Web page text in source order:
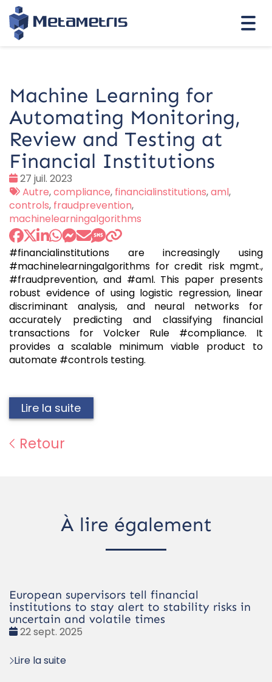
Machine Learning for
Automating Monitoring,
Review and Testing at
Financial Institutions
Date
:
27 juil. 2023
Tags
:
Autre,compliance, financialinstitutions,aml,
controls, fraudprevention,
machinelearningalgorithms
#financialinstitutions are increasingly using
#machinelearningalgorithms for credit risk mgmt.,
#fraudprevention, and #aml. This paper presents
robust evidence of using logistic regression, linear
discriminant analysis, and neural networks for
accurately predicting and classifying financial
transactions for Volcker Rule #compliance. It
provides a scalable minimum viable product to
automate #controls testing.
Lire la suite
Retour
À lire également
European supervisors tell financial
institutions to stay alert to stability risks in
uncertain and volatile times
Date
22 sept. 2025
Lire la suite